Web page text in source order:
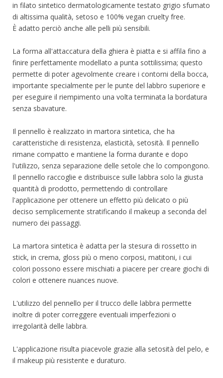
in filato sintetico dermatologicamente testato grigio sfumato
di altissima qualità, setoso e 100% vegan cruelty free.
È adatto perciò anche alle pelli più sensibili.
La forma all'attaccatura della ghiera è piatta e si affila fino a
finire perfettamente modellato a punta sottilissima; questo
permette di poter agevolmente creare i contorni della bocca,
importante specialmente per le punte del labbro superiore e
per eseguire il riempimento una volta terminata la bordatura
senza sbavature.
Il pennello è realizzato in martora sintetica, che ha
caratteristiche di resistenza, elasticità, setosità. Il pennello
rimane compatto e mantiene la forma durante e dopo
l'utilizzo, senza separazione delle setole che lo compongono.
Il pennello raccoglie e distribuisce sulle labbra solo la giusta
quantità di prodotto, permettendo di controllare
l'applicazione per ottenere un effetto più delicato o più
deciso semplicemente stratificando il makeup a seconda del
numero dei passaggi.
La martora sintetica è adatta per la stesura di rossetto in
stick, in crema, gloss più o meno corposi, matitoni, i cui
colori possono essere mischiati a piacere per creare giochi di
colori e ottenere nuances nuove.
L'utilizzo del pennello per il trucco delle labbra permette
inoltre di poter correggere eventuali imperfezioni o
irregolarità delle labbra.
L'applicazione risulta piacevole grazie alla setosità del pelo, e
il makeup più resistente e duraturo.